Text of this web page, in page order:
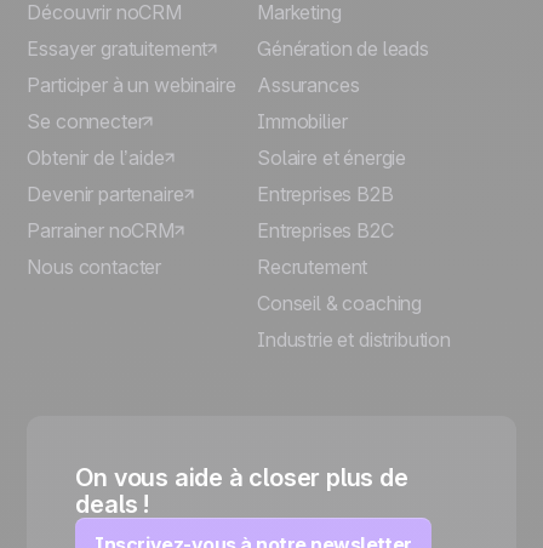
Découvrir noCRM
Essayer gratuitement
Participer à un webinaire
Se connecter
Obtenir de l’aide
Devenir partenaire
Parrainer noCRM
Nous contacter
Marketing
Génération de leads
Assurances
Immobilier
Solaire et énergie
Entreprises B2B
Entreprises B2C
Recrutement
Conseil & coaching
Industrie et distribution
On vous aide à closer plus de
deals !